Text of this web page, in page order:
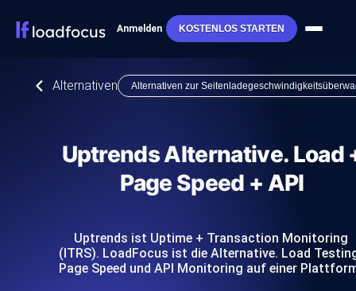
Anmelden KOSTENLOS STARTEN
Alternativen Alternativen zur
Uptrends Alternative. Load
Page Speed + API
Uptrends ist Uptime + Transaction Monitoring
(ITRS). LoadFocus ist die Alternative. Load
Page Speed und API Monitoring auf einer